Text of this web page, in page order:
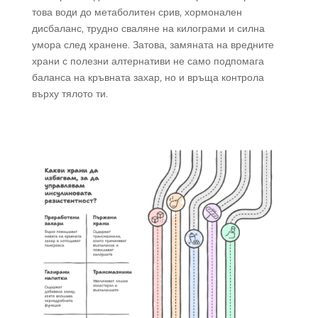
това води до метаболитен срив, хормонален
дисбаланс, трудно сваляне на килограми и силна
умора след хранене. Затова, замяната на вредните
храни с полезни алтернативи не само подпомага
баланса на кръвната захар, но и връща контрола
върху тялото ти.